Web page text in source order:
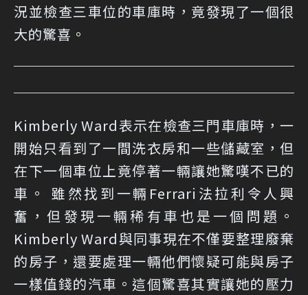
況並檢查三車位的車庫時，竟發現了一個很
大的驚喜。
Kimberly Ward表示在檢查三門車庫時，一
開始只看到了一間洗衣房和一些儲藏室，但
在下一個車位上竟停著一輛讓她驚嘆不已的
車。 雖然找到一輛Ferrari法拉利令人興
奮，但發現一輛稀有車也是一個問題。
Kimberly Ward與同事現在不僅要整理廢棄
的房子，還要處理一輛他們懷疑可能與房子
一樣值錢的汽車。這個驚喜其實讓她的壓力